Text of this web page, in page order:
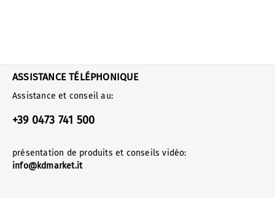
ASSISTANCE TÉLÉPHONIQUE
Assistance et conseil au:
+39 0473 741 500
présentation de produits et conseils vidéo:
info@kdmarket.it